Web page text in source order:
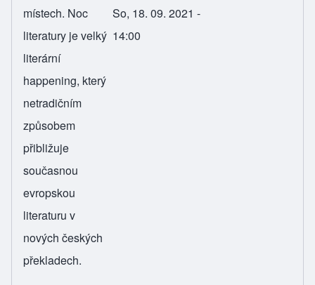
místech. Noc
literatury je velký
literární
happening, který
netradičním
způsobem
přibližuje
současnou
evropskou
literaturu v
nových českých
překladech.
So, 18. 09. 2021 -
14:00